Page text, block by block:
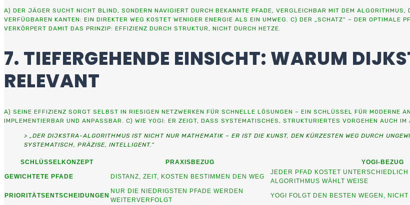
A) DER JÄGER SUCHT NICHT BLIND, SONDERN NAVIGIERT DURCH BEKANNTE PFADE, VERGLEICHBAR MIT DEM
VERFÜGBAREN KANTEN: EIN DIREKTER WEG KOSTET WENIGER ENERGIE ALS EIN UMWEG. C) DER „SCHATZ“ – DER OPTIMALE
VERKÖRPERT DAMIT DAS PRINZIP: EFFIZIENZ DURCH STRUKTUR, NICHT DURCH HETZE.
7. TIEFERGEHENDE EINSICHT: WARUM
RELEVANT
A) SEINE EFFIZIENZ SORGT SELBST IN RIESIGEN NETZWERKEN FÜR SCHNELLE LÖSUNGEN – EIN SCHLÜSSEL FÜR MODERNE
IMPLEMENTIERBAR UND ANPASSBAR. C) WIE YOGI: ER ZEIGT, DASS SYSTEMATISCHES, STRUKTURIERTES VORGEHEN AUCH
> „DER DIJKSTRA-ALGORITHMUS IST NICHT NUR MATHEMATIK – ER IST DIE KUNST, DEN KÜRZESTEN WEG DURCH
SYSTEMATISCH, PRÄZISE, INTELLIGENT.“
SCHLÜSSELKONZEPT PRAXISBEZUG YOGI-BEZUG
GEWICHTETE PFADE DISTANZ, ZEIT, KOSTEN BESTIMMEN DEN WEG
JEDER PFAD KOSTET
ALGORITHMUS WÄHLT WEISE
PRIORITÄTSENTSCHEIDUNGEN
NUR DIE NIEDRIGSTEN PFADE WERDEN
WEITERVERFOLGT
YOGI FOLGT DEN BESTEN WEGEN,